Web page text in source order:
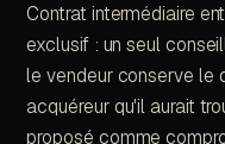
Contrat intermédiaire
exclusif : un seul
le vendeur conserve le
acquéreur qu'il aurait
proposé comme